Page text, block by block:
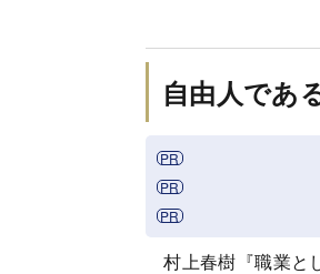
自由人であ
村上春樹『職業と